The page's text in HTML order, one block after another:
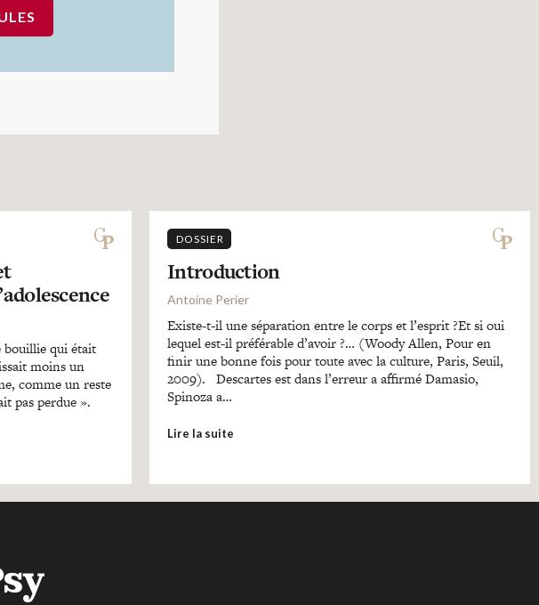
bouillie qui était
moins un
comme un reste
pas perdue ».
DOSSIER
Introduction
Antoine Perier
Existe-t-il une séparation entre le corps et l’esprit ?Et si oui
lequel est-il préférable d’avoir ?… (Woody Allen, Pour en
finir une bonne fois pour toute avec la culture, Paris, Seuil,
2009). Descartes est dans l’erreur a affirmé Damasio,
Spinoza a…
Lire la suite